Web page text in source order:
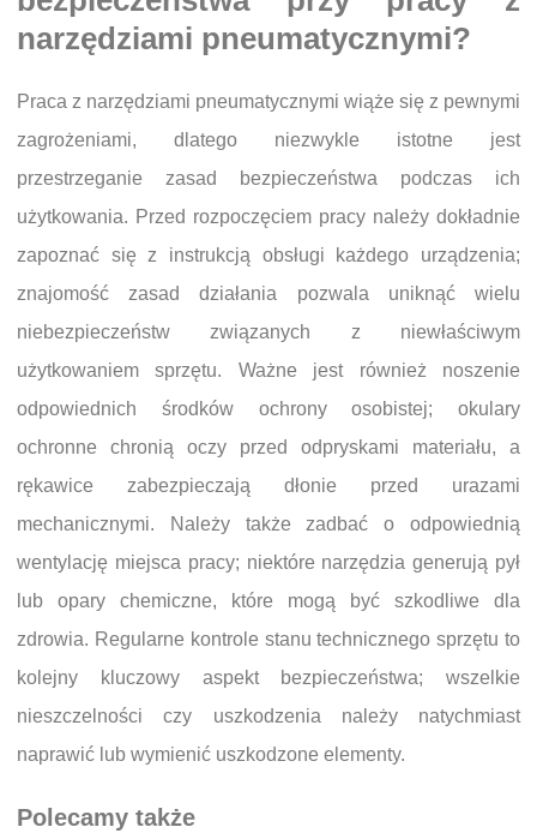
narzędziami pneumatycznymi?
Praca z narzędziami pneumatycznymi wiąże się z pewnymi
zagrożeniami, dlatego niezwykle istotne jest
przestrzeganie zasad bezpieczeństwa podczas ich
użytkowania. Przed rozpoczęciem pracy należy dokładnie
zapoznać się z instrukcją obsługi każdego urządzenia;
znajomość zasad działania pozwala uniknąć wielu
niebezpieczeństw związanych z niewłaściwym
użytkowaniem sprzętu. Ważne jest również noszenie
odpowiednich środków ochrony osobistej; okulary
ochronne chronią oczy przed odpryskami materiału, a
rękawice zabezpieczają dłonie przed urazami
mechanicznymi. Należy także zadbać o odpowiednią
wentylację miejsca pracy; niektóre narzędzia generują pył
lub opary chemiczne, które mogą być szkodliwe dla
zdrowia. Regularne kontrole stanu technicznego sprzętu to
kolejny kluczowy aspekt bezpieczeństwa; wszelkie
nieszczelności czy uszkodzenia należy natychmiast
naprawić lub wymienić uszkodzone elementy.
Polecamy także